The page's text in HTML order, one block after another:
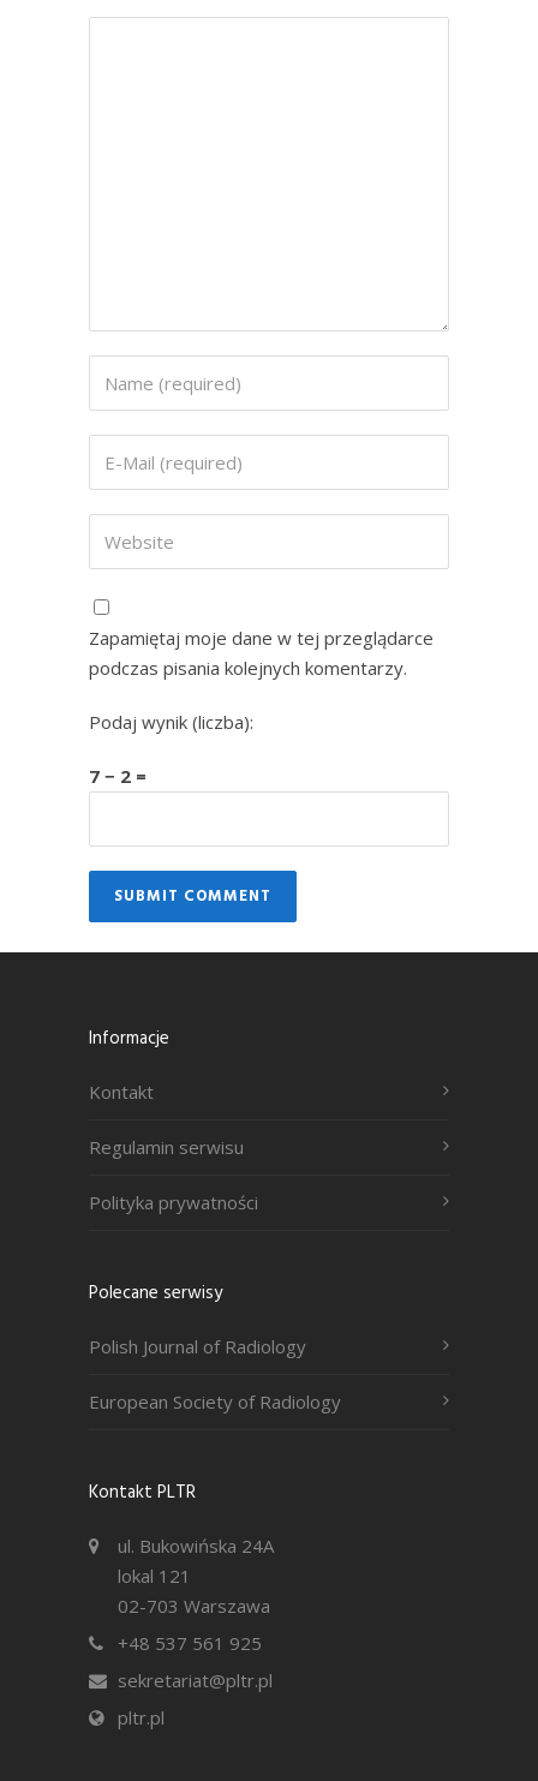
Zapamiętaj moje dane w tej przeglądarce
podczas pisania kolejnych komentarzy.
Podaj wynik (liczba):
7 − 2 =
Informacje
Kontakt
Regulamin serwisu
Polityka prywatności
Polecane serwisy
Polish Journal of Radiology
European Society of Radiology
Kontakt PLTR
ul. Bukowińska 24A
lokal 121
02-703 Warszawa
+48 537 561 925
sekretariat@pltr.pl
pltr.pl